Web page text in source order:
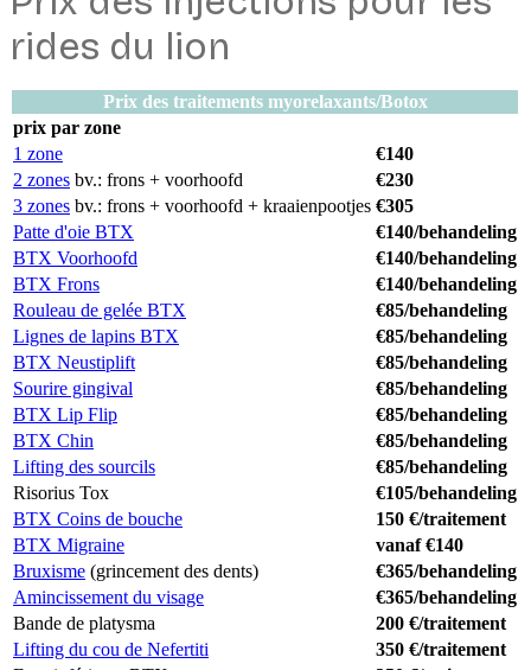
rides du lion
Prix des traitements myorelaxants/Botox
prix par zone
1 zone
€140
2 zones bv.: frons + voorhoofd
€230
3 zones bv.: frons + voorhoofd + kraaienpootjes €305
Patte d'oie BTX
€140/behandeling
BTX Voorhoofd
€140/behandeling
BTX Frons
€140/behandeling
Rouleau de gelée BTX
€85/behandeling
Lignes de lapins BTX
€85/behandeling
BTX Neustiplift
€85/behandeling
Sourire gingival
€85/behandeling
BTX Lip Flip
€85/behandeling
BTX Chin
€85/behandeling
Lifting des sourcils
€85/behandeling
Risorius Tox
€105/behandeling
BTX Coins de bouche
150 €/traitement
BTX Migraine
vanaf €140
Bruxisme (grincement des dents)
€365/behandeling
Amincissement du visage
€365/behandeling
Bande de platysma
200 €/traitement
Lifting du cou de Nefertiti
350 €/traitement